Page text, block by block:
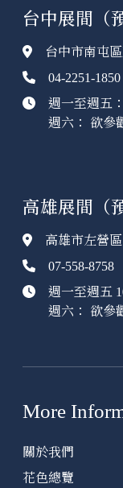
台中展間（
台中市南屯
04-2251-1850
週一至週五
週六： 欲參
高雄展間（
高雄市左營
07-558-8758
週一至週五
週六： 欲參
More
關於我們
花色總覽